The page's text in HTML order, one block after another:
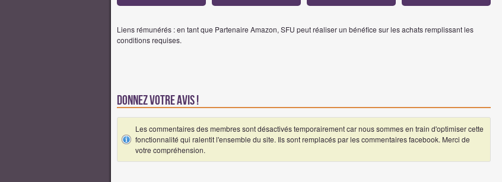
Liens rémunérés : en tant que Partenaire Amazon, SFU peut réaliser un bénéfice sur les achats remplissant les
conditions requises.
Donnez votre avis !
Les commentaires des membres sont désactivés temporairement car nous sommes en train d'optimiser cette
fonctionnalité qui ralentit l'ensemble du site. Ils sont remplacés par les commentaires facebook. Merci de
votre compréhension.